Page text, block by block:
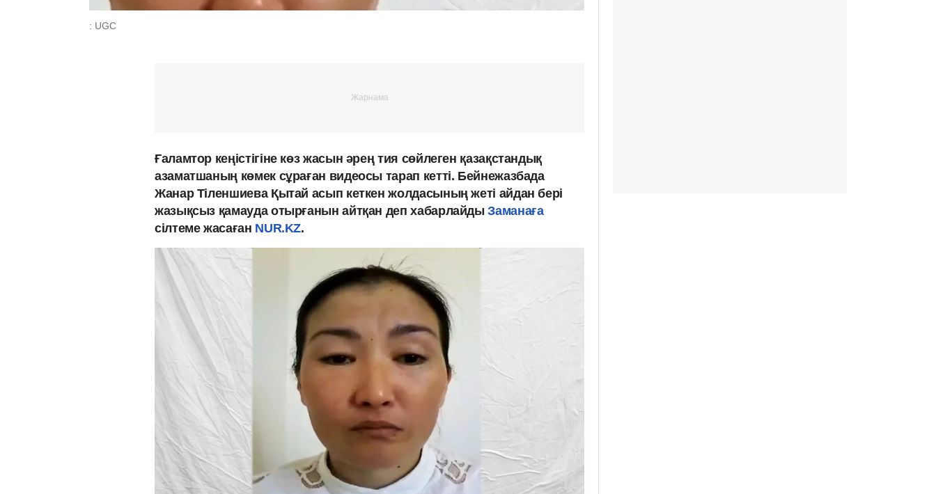
: UGC
Ғаламтор кеңістігіне көз жасын әрең тия сөйлеген қазақстандық
азаматшаның көмек сұраған видеосы тарап кетті. Бейнежазбада
Жанар Тіленшиева Қытай асып кеткен жолдасының жеті айдан бері
жазықсыз қамауда отырғанын айтқан деп хабарлайдыЗаманаға
сілтеме жасаған NUR.KZ.